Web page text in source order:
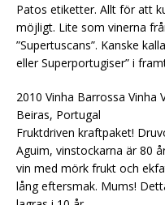
Patos etiketter. Allt för att
möjligt. Lite som vinerna
”Supertuscans”. Kanske
eller Superportugiser” i
2010 Vinha Barrossa Vinha
Beiras, Portugal
Fruktdriven kraftpaket!
Aguim, vinstockarna är 80
vin med mörk frukt och
lång eftersmak. Mums!